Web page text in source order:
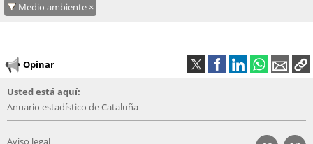
Medio ambiente
Opinar
Usted está aquí:
Anuario estadístico de Cataluña
Aviso legal